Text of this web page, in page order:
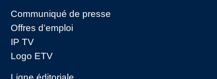
Communiqué de presse
Offres d’emploi
IP TV
Logo ETV